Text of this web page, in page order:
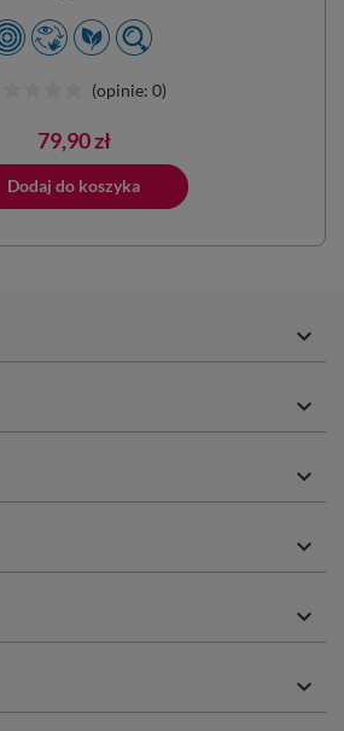
(opinie: 0)
Cena
79,90 zł
Dodaj do koszyka





